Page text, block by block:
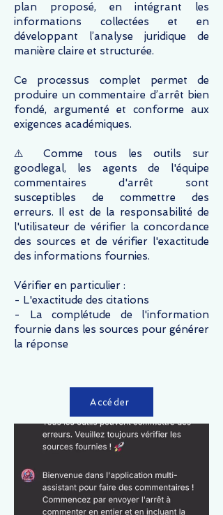
plan proposé, en intégrant les
informations collectées et en
développant l’analyse juridique de
manière claire et structurée.
Ce processus complet permet de
produire un commentaire d’arrêt bien
fondé, argumenté et conforme aux
exigences académiques.
⚠️ Comme tous les outils sur
goodlegal, les agents de l'équipe
commentaires d'arrêt sont
susceptibles de commettre des
erreurs. Il est de la responsabilité de
l'utilisateur de vérifier la concordance
des sources et de vérifier l'exactitude
des informations fournies.
Vérifier en particulier :
- L'exactitude des citations
- La complétude de l'information
fournie dans les sources pour générer
la réponse
Accéder